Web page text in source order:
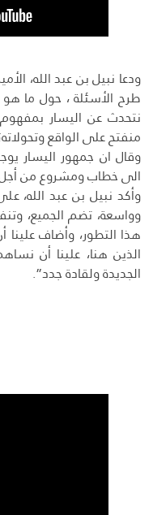
ودعا نبيل بن عبد الله،
طرح الأسئلة ، حول ما
نتحدث عن اليسار
منفتح على الواقع
وقال ان جمهور اليسار
الى خطاب ومشروع من أجل
وأكد نبيل بن عبد الله،
وواسعة، تضم الجميع،
هذا التطور، وأضاف
الذين هنا، علينا أن
الجديدة ولقادة جدد”.